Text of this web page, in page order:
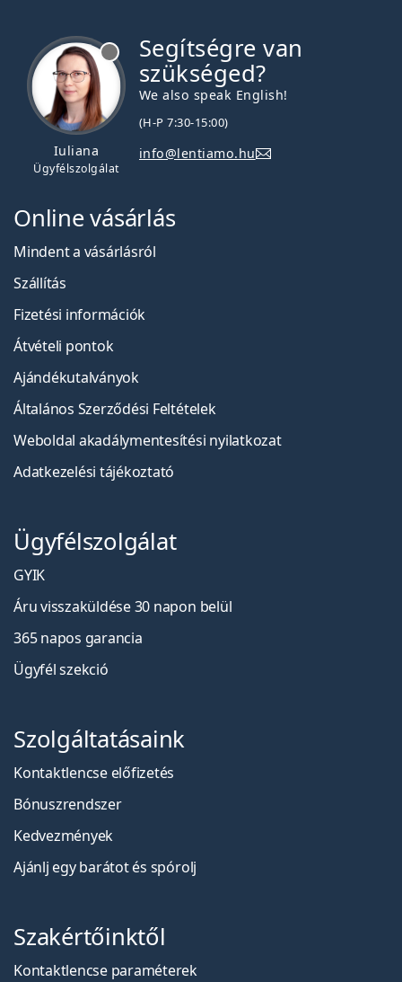
Iuliana
Ügyfélszolgálat
Segítségre van
szükséged?
We also speak English!
(H-P 7:30-15:00)
info@lentiamo.hu
Online vásárlás
Mindent a vásárlásról
Szállítás
Fizetési információk
Átvételi pontok
Ajándékutalványok
Általános Szerződési Feltételek
Weboldal akadálymentesítési nyilatkozat
Adatkezelési tájékoztató
Ügyfélszolgálat
GYIK
Áru visszaküldése 30 napon belül
365 napos garancia
Ügyfél szekció
Szolgáltatásaink
Kontaktlencse előfizetés
Bónuszrendszer
Kedvezmények
Ajánlj egy barátot és spórolj
Szakértőinktől
Kontaktlencse paraméterek